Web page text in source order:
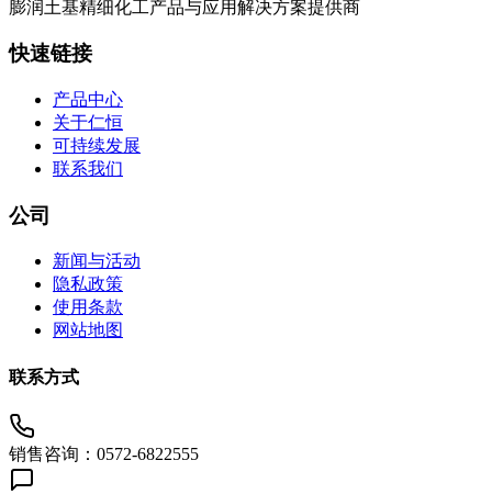
膨润土基精细化工产品与应用解决方案提供商
快速链接
产品中心
关于仁恒
可持续发展
联系我们
公司
新闻与活动
隐私政策
使用条款
网站地图
联系方式
销售咨询：0572-6822555